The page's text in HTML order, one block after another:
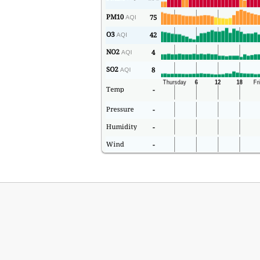
PM10 AQI 75
O3 AQI 42
NO2 AQI 4
SO2 AQI 8
Temp -
Pressure -
Humidity
-
Wind
-